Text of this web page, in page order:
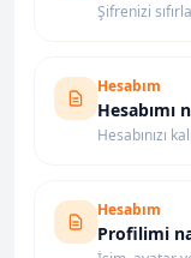
Şifrenizi
Hesabım
Hesabımı
Hesabınızı
Hesabım
Profilimi